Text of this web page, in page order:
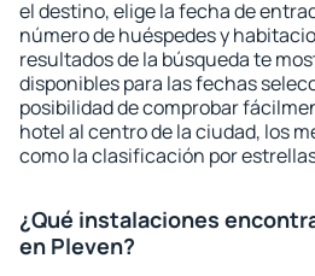
el destino, elige la fecha de
número de huéspedes y
resultados de la búsqueda te
disponibles para las fechas
posibilidad de comprobar
hotel al centro de la ciudad, los
como la clasificación por
¿Qué instalaciones
en Pleven?